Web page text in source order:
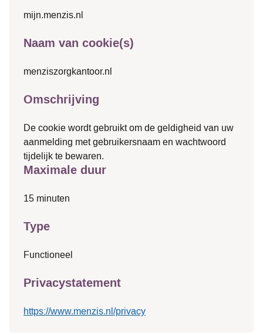
mijn.menzis.nl
Naam van cookie(s)
menziszorgkantoor.nl
Omschrijving
De cookie wordt gebruikt om de geldigheid van uw
aanmelding met gebruikersnaam en wachtwoord
tijdelijk te bewaren.
Maximale duur
15 minuten
Type
Functioneel
Privacystatement
https://www.menzis.nl/privacy